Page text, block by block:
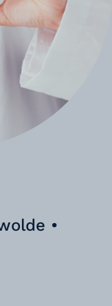
•